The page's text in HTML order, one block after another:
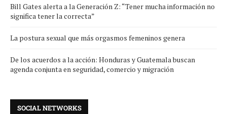
Bill Gates alerta a la Generación Z: “Tener mucha información no
significa tener la correcta”
La postura sexual que más orgasmos femeninos genera
De los acuerdos a la acción: Honduras y Guatemala buscan
agenda conjunta en seguridad, comercio y migración
SOCIAL NETWORKS